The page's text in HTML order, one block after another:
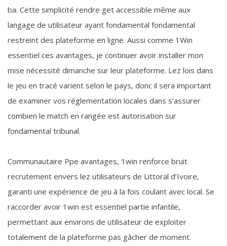
ba. Cette simplicité rendre get accessible même aux
langage de utilisateur ayant fondamental fondamental
restreint des plateforme en ligne. Aussi comme 1Win
essentiel ces avantages, je continuer avoir installer mon
mise nécessité dimanche sur leur plateforme. Lez lois dans
le jeu en tracé varient selon le pays, donc il sera important
de examiner vos réglementation locales dans s’assurer
combien le match en rangée est autorisation sur
fondamental tribunal.
Communautaire Ppe avantages, 1win renforce bruit
recrutement envers lez utilisateurs de Littoral d’Ivoire,
garanti une expérience de jeu à la fois coulant avec local. Se
raccorder avoir 1win est essentiel partie infantile,
permettant aux environs de utilisateur de exploiter
totalement de la plateforme pas gâcher de moment.